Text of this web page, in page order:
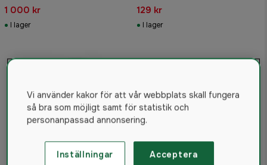
1 000 kr
I lager
129 kr
I lager
Vi använder kakor för att vår webbplats skall fungera
så bra som möjligt samt för statistik och
personanpassad annonsering.
Inställningar Acceptera